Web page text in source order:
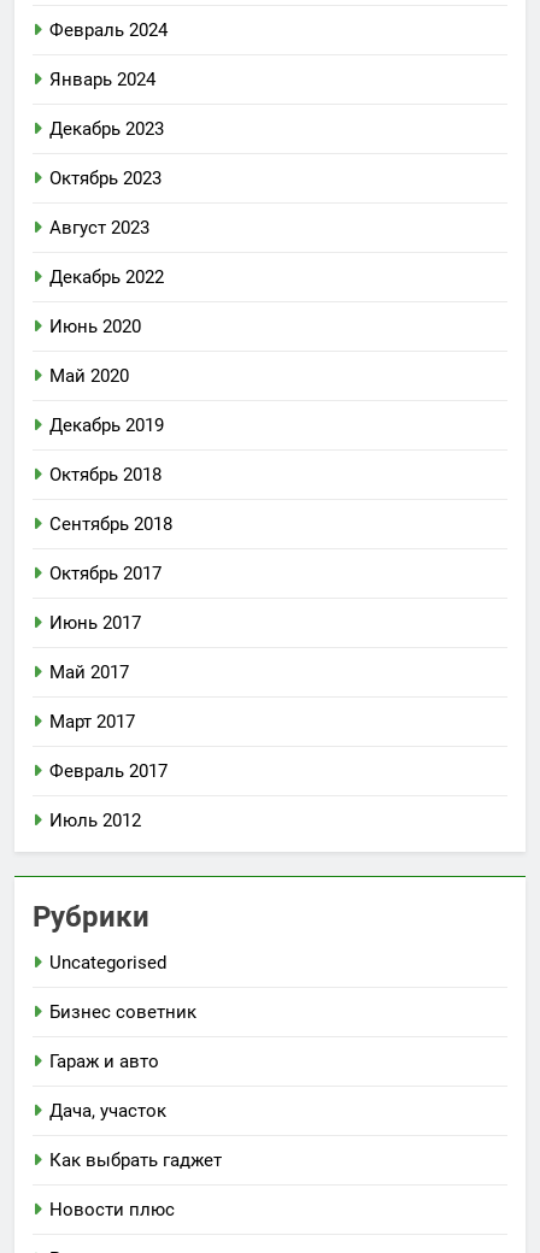
Февраль 2024
Январь 2024
Декабрь 2023
Октябрь 2023
Август 2023
Декабрь 2022
Июнь 2020
Май 2020
Декабрь 2019
Октябрь 2018
Сентябрь 2018
Октябрь 2017
Июнь 2017
Май 2017
Март 2017
Февраль 2017
Июль 2012
Рубрики
Uncategorised
Бизнес советник
Гараж и авто
Дача, участок
Как выбрать гаджет
Новости плюс